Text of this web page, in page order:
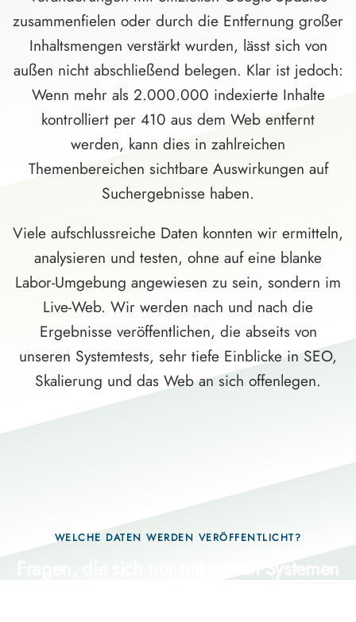
zusammenfielen oder durch die Entfernung großer
Inhaltsmengen verstärkt wurden, lässt sich von
außen nicht abschließend belegen. Klar ist jedoch:
Wenn mehr als 2.000.000 indexierte Inhalte
kontrolliert per 410 aus dem Web entfernt
werden, kann dies in zahlreichen
Themenbereichen sichtbare Auswirkungen auf
Suchergebnisse haben.
Viele aufschlussreiche Daten konnten wir ermitteln,
analysieren und testen, ohne auf eine blanke
Labor-Umgebung angewiesen zu sein, sondern im
Live-Web. Wir werden nach und nach die
Ergebnisse veröffentlichen, die abseits von
unseren Systemtests, sehr tiefe Einblicke in SEO,
Skalierung und das Web an sich offenlegen.
WELCHE DATEN WERDEN VERÖFFENTLICHT?